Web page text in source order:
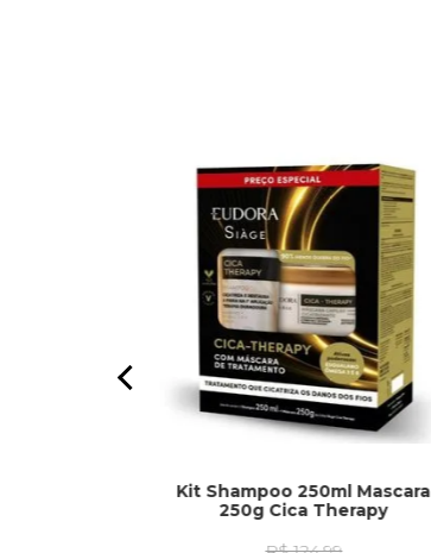
Kit Shampoo 250ml Mascara
250g Cica Therapy